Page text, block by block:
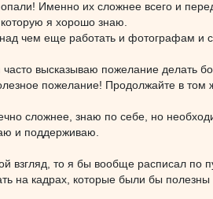
Именно их сложнее всего и
я хорошо знаю.
над чем еще работать и фотографам и
высказываю пожелание делать
пожелание! Продолжайте в том
сложнее, знаю по себе, но
и поддерживаю.
взгляд, то я бы вообще расписал по
на кадрах, которые были бы